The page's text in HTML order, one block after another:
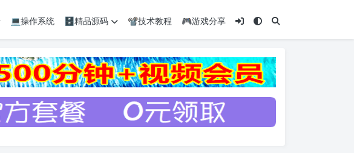
💻操作系统 🗄️精品源码 📽️技术教程 🎮游戏分享